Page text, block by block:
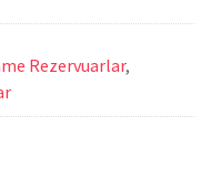
Rezervuarlar,